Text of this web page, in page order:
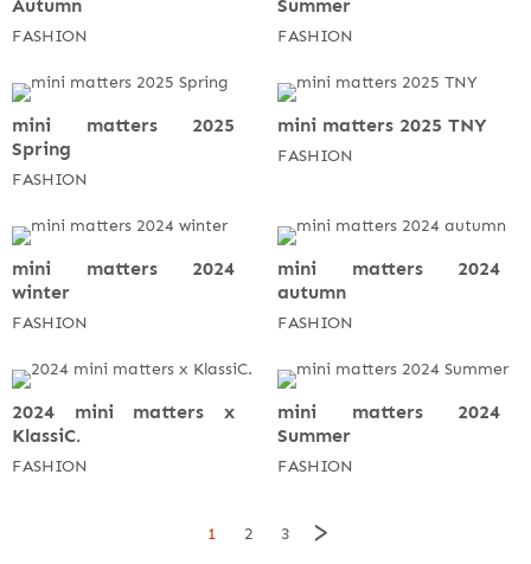
Autumn
FASHION
Summer
FASHION
mini matters 2025
Spring
FASHION
mini matters 2025 TNY
FASHION
mini matters 2024
winter
FASHION
mini matters 2024
autumn
FASHION
2024 mini matters x
KlassiC.
FASHION
mini matters 2024
Summer
FASHION
1 2 3 >